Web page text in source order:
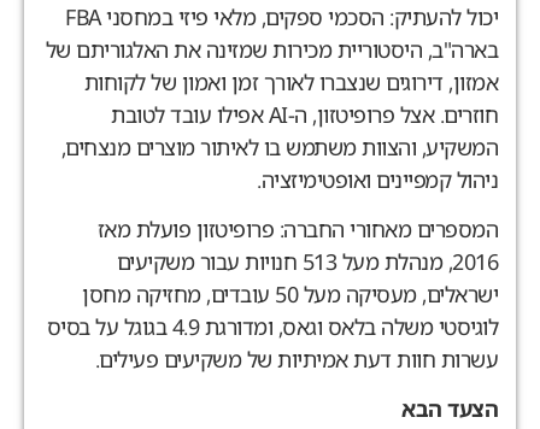
יכול להעתיק: הסכמי ספקים, מלאי פיזי במחסני FBA
היסטוריית מכירות שמזינה את האלגוריתם של
דירוגים שנצברו לאורך זמן ואמון של לקוחות
חוזרים. אצל פרופיטזון, ה-AI אפילו עובד לטובת
והצוות משתמש בו לאיתור מוצרים מנצחים,
קמפיינים ואופטימיזציה.
מאחורי החברה: פרופיטזון פועלת מאז
2016, מנהלת מעל 513 חנויות עבור משקיעים
ישראלים, מעסיקה מעל 50 עובדים, מחזיקה מחסן
לוגיסטי משלה בלאס וגאס, ומדורגת 4.9 בגוגל על בסיס
חוות דעת אמיתיות של משקיעים פעילים.
הבא